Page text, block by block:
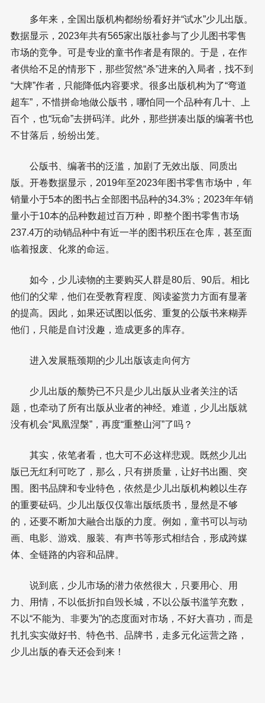
多年来，全国出版机构都纷纷看好并“试水”少儿出版。
数据显示，2023年共有565家出版社参与了少儿图书零售
市场的竞争。可是专业的童书作者是有限的。于是，在作
者供给不足的情形下，那些贸然“杀”进来的入局者，找不到
“大牌”作者，只能降低内容要求。很多出版机构为了“弯道
超车”，不惜拼命地做公版书，哪怕同一个品种有几十、上
百个，也“玩命”去拼码洋。此外，那些拼凑出版的编著书也
不甘落后，纷纷出笼。
公版书、编著书的泛滥，加剧了无效出版、同质出
版。开卷数据显示，2019年至2023年图书零售市场中，年
销量小于5本的图书占全部图书品种的34.3%；2023年年销
量小于10本的品种数超过百万种，即整个图书零售市场
237.4万的动销品种中有近一半的图书积压在仓库，甚至面
临着报废、化浆的命运。
如今，少儿读物的主要购买人群是80后、90后。相比
他们的父辈，他们在受教育程度、阅读鉴赏力方面有显著
的提高。因此，如果还试图以低劣、重复的公版书来糊弄
他们，只能是自讨没趣，造成更多的库存。
进入发展瓶颈期的少儿出版该走向何方
少儿出版的颓势已不只是少儿出版从业者关注的话
题，也牵动了所有出版从业者的神经。难道，少儿出版就
没有机会“凤凰涅槃”，再度“重整山河”了吗？
其实，依笔者看，也大可不必这样悲观。既然少儿出
版已无红利可吃了，那么，只有拼质量，让好书出圈、突
围。图书品牌和专业特色，依然是少儿出版机构赖以生存
的重要砝码。少儿出版仅仅靠出版纸质书，显然是不够
的，还要不断加大融合出版的力度。例如，童书可以与动
画、电影、游戏、服装、有声书等形式相结合，形成跨媒
体、全链路的内容和品牌。
说到底，少儿市场的潜力依然很大，只要用心、用
力、用情，不以低折扣自毁长城，不以公版书滥竽充数，
不以“不能为、非要为”的态度面对市场，不好大喜功，而是
扎扎实实做好书、特色书、品牌书，走多元化运营之路，
少儿出版的春天还会到来！